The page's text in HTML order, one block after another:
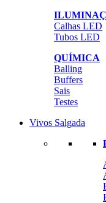
Calhas LED
Tubos LED
QUÍMICA
Balling
Buffers
Sais
Testes
Vivos Salgada